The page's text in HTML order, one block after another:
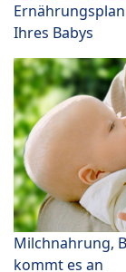
Ihres Babys
Milchnahrung,
kommt es an